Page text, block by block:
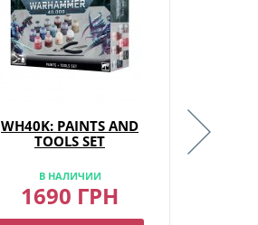
WH40K: PAINTS AND
TOOLS SET
В НАЛИЧИИ
1690 ГРН